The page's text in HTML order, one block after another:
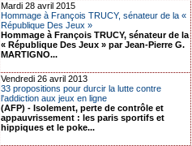
Mardi 28 avril 2015
Hommage à François TRUCY, sénateur de la «
République Des Jeux »
Hommage à François TRUCY, sénateur de la
« République Des Jeux » par Jean-Pierre G.
MARTIGNO...
Vendredi 26 avril 2013
33 propositions pour durcir la lutte contre
l'addiction aux jeux en ligne
(AFP) - Isolement, perte de contrôle et
appauvrissement : les paris sportifs et
hippiques et le poke...